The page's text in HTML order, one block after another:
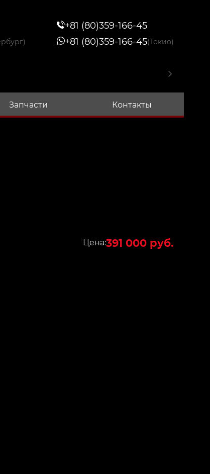
+81 (80)359-166-45
+81 (80)359-166-45(Токио)
Запчасти Контакты
Цена:391 000 руб.